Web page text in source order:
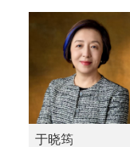
于晓筠